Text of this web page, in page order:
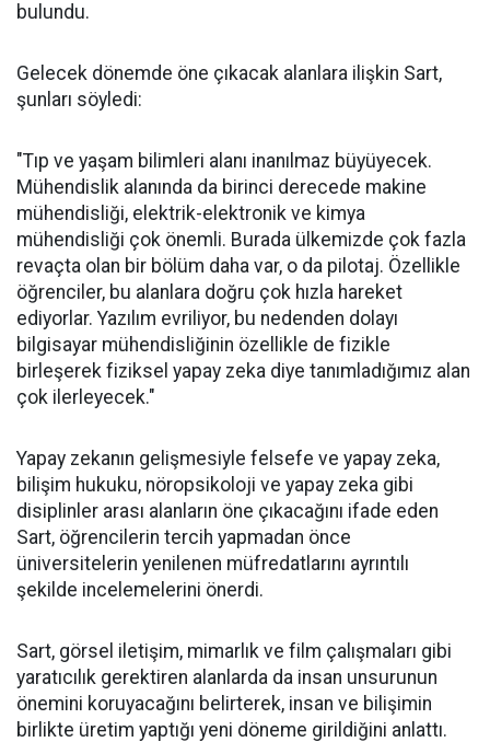
bulundu.
Gelecek dönemde öne çıkacak alanlara ilişkin Sart,
şunları söyledi:
"Tıp ve yaşam bilimleri alanı inanılmaz büyüyecek.
Mühendislik alanında da birinci derecede makine
mühendisliği, elektrik-elektronik ve kimya
mühendisliği çok önemli. Burada ülkemizde çok fazla
revaçta olan bir bölüm daha var, o da pilotaj. Özellikle
öğrenciler, bu alanlara doğru çok hızla hareket
ediyorlar. Yazılım evriliyor, bu nedenden dolayı
bilgisayar mühendisliğinin özellikle de fizikle
birleşerek fiziksel yapay zeka diye tanımladığımız alan
çok ilerleyecek."
Yapay zekanın gelişmesiyle felsefe ve yapay zeka,
bilişim hukuku, nöropsikoloji ve yapay zeka gibi
disiplinler arası alanların öne çıkacağını ifade eden
Sart, öğrencilerin tercih yapmadan önce
üniversitelerin yenilenen müfredatlarını ayrıntılı
şekilde incelemelerini önerdi.
Sart, görsel iletişim, mimarlık ve film çalışmaları gibi
yaratıcılık gerektiren alanlarda da insan unsurunun
önemini koruyacağını belirterek, insan ve bilişimin
birlikte üretim yaptığı yeni döneme girildiğini anlattı.